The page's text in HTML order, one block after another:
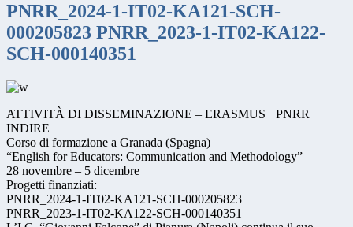
PNRR_2024-1-IT02-KA121-SCH-
000205823 PNRR_2023-1-IT02-KA122-
SCH-000140351
ATTIVITÀ DI DISSEMINAZIONE – ERASMUS+ PNRR
INDIRE
Corso di formazione a Granada (Spagna)
“English for Educators: Communication and Methodology”
28 novembre – 5 dicembre
Progetti finanziati:
PNRR_2024-1-IT02-KA121-SCH-000205823
PNRR_2023-1-IT02-KA122-SCH-000140351